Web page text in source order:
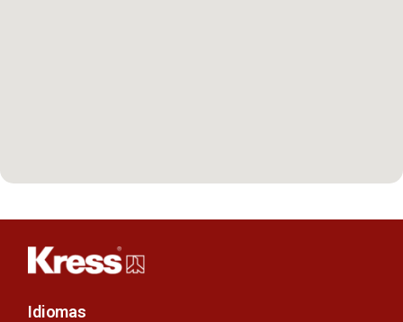
Idiomas